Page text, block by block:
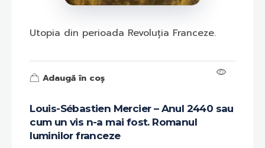
Louis-Sébastien Mercier – Anul 2440 sau
cum un vis n-a mai fost. Romanul
luminilor franceze
Utopia din perioada Revoluția Franceze.
Adaugă în coș